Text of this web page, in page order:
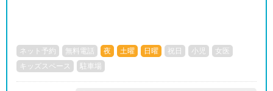
ネット予約 無料電話 夜 土曜 日曜 祝日 小児
女医
キッズスペース
駐車場